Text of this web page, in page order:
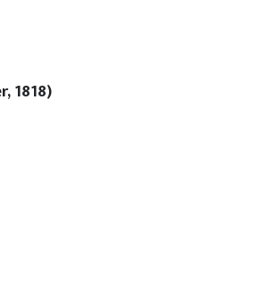
1818)